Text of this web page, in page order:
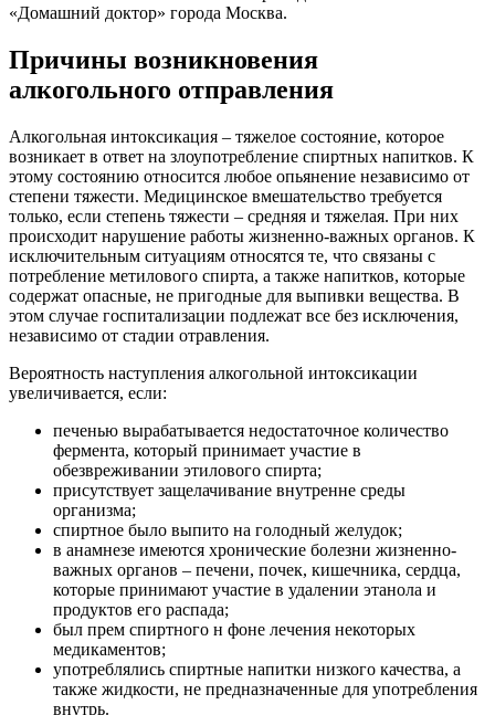
«Домашний доктор» города Москва.
Причины возникновения
алкогольного отправления
Алкогольная интоксикация – тяжелое состояние, которое
возникает в ответ на злоупотребление спиртных напитков. К
этому состоянию относится любое опьянение независимо от
степени тяжести. Медицинское вмешательство требуется
только, если степень тяжести – средняя и тяжелая. При них
происходит нарушение работы жизненно-важных органов. К
исключительным ситуациям относятся те, что связаны с
потребление метилового спирта, а также напитков, которые
содержат опасные, не пригодные для выпивки вещества. В
этом случае госпитализации подлежат все без исключения,
независимо от стадии отравления.
Вероятность наступления алкогольной интоксикации
увеличивается, если:
печенью вырабатывается недостаточное количество
фермента, который принимает участие в
обезвреживании этилового спирта;
присутствует защелачивание внутренне среды
организма;
спиртное было выпито на голодный желудок;
в анамнезе имеются хронические болезни жизненно-
важных органов – печени, почек, кишечника, сердца,
которые принимают участие в удалении этанола и
продуктов его распада;
был прем спиртного н фоне лечения некоторых
медикаментов;
употреблялись спиртные напитки низкого качества, а
также жидкости, не предназначенные для употребления
внутрь.